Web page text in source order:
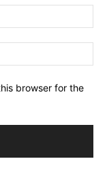
browser for the